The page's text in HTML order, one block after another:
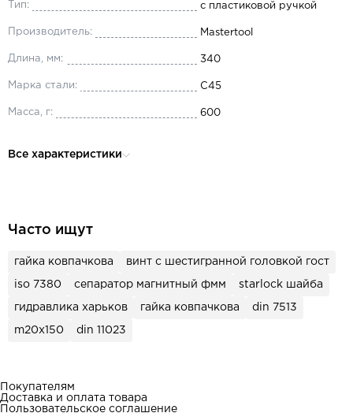
Тип: с пластиковой ручкой
Производитель: Mastertool
Длина, мм: 340
Марка стали: C45
Масса, г: 600
Все характеристики
Часто ищут
гайка ковпачкова винт с шестигранной головкой гост
iso 7380 сепаратор магнитный фмм starlock шайба
гидравлика харьков гайка ковпачкова din 7513
m20x150 din 11023
Покупателям
Доставка и оплата товара
Пользовательское соглашение